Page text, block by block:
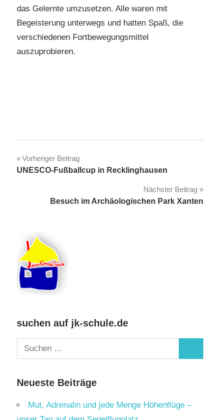
das Gelernte umzusetzen. Alle waren mit
Begeisterung unterwegs und hatten Spaß, die
verschiedenen Fortbewegungsmittel
auszuprobieren.
Beitragsnavigation
Vorheriger Beitrag
UNESCO-Fußballcup in Recklinghausen
Nächster Beitrag
Besuch im Archäologischen Park Xanten
suchen auf jk-schule.de
Suchen
nach:
Neueste Beiträge
Mut, Adrenalin und jede Menge Höhenflüge –